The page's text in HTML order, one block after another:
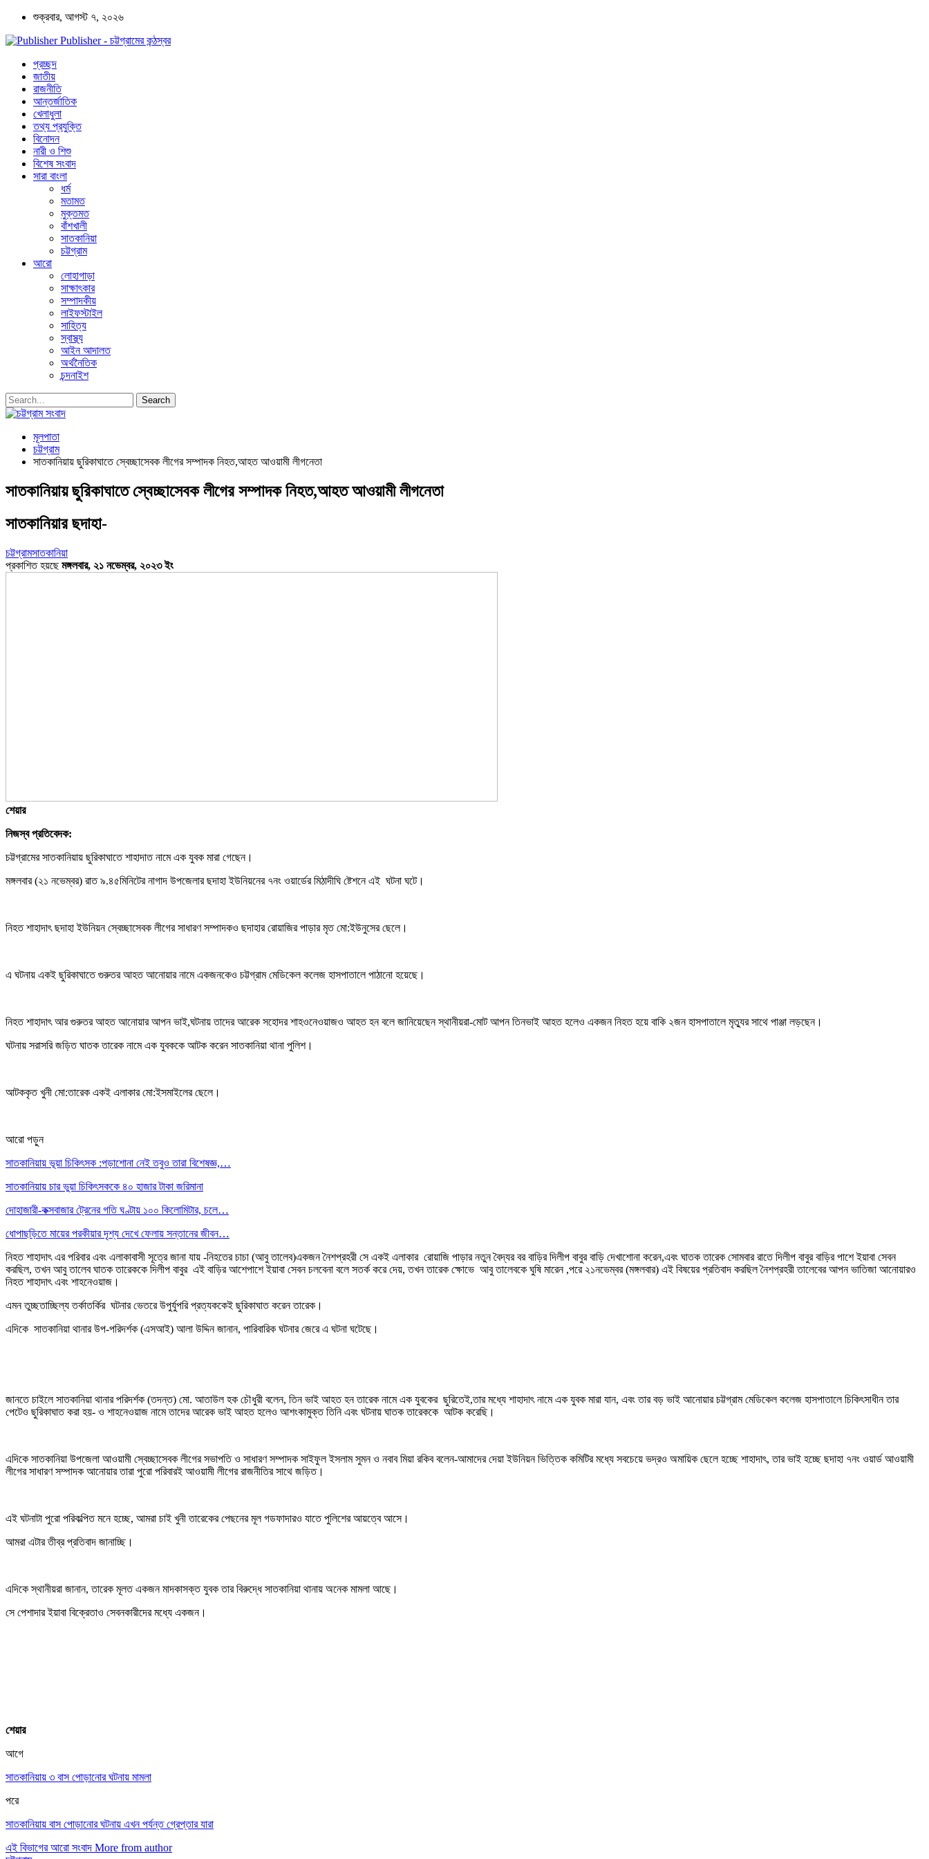
শুক্রবার, আগস্ট ৭, ২০২৬
Publisher - চট্টগ্রামের কন্ঠস্বর
প্রচ্ছদ
জাতীয়
রাজনীতি
আন্তর্জাতিক
খেলাধুলা
তথ্য প্রযুক্তি
বিনোদন
নারী ও শিশু
বিশেষ সংবাদ
সারা বাংলা
ধর্ম
মতামত
মুক্তমত
বাঁশখালী
সাতকানিয়া
চট্টগ্রাম
আরো
লোহাগাড়া
সাক্ষাৎকার
সম্পাদকীয়
লাইফস্টাইল
সাহিত্য
স্বাস্থ্য
আইন আদালত
অর্থনৈতিক
চন্দনাইশ
মূলপাতা
চট্টগ্রাম
সাতকানিয়ায় ছুরিকাঘাতে স্বেচ্ছাসেবক লীগের সম্পাদক নিহত,আহত আওয়ামী লীগনেতা
সাতকানিয়ায় ছুরিকাঘাতে স্বেচ্ছাসেবক লীগের সম্পাদক নিহত,আহত আওয়ামী লীগনেতা
সাতকানিয়ার ছদাহা-
চট্টগ্রামসাতকানিয়া
প্রকাশিত হয়ছেমঙ্গলবার, ২১ নভেম্বর, ২০২৩ ইং
শেয়ার
নিজস্ব প্রতিবেদক:
চট্টগ্রামের সাতকানিয়ায় ছুরিকাঘাতে শাহাদাত নামে এক যুবক মারা গেছেন।
মঙ্গলবার (২১ নভেম্বর) রাত ৯.৪৫মিনিটের নাগাদ উপজেলার ছদাহা ইউনিয়নের ৭নং ওয়ার্ডের মিঠাদীঘি ষ্টেশনে এই ঘটনা ঘটে।
নিহত শাহাদাৎ ছদাহা ইউনিয়ন স্বেচ্ছাসেবক লীগের সাধারণ সম্পাদকও ছদাহার রোয়াজির পাড়ার মৃত মো:ইউনুসের ছেলে।
এ ঘটনায় একই ছুরিকাঘাতে গুরুতর আহত আনোয়ার নামে একজনকেও চট্টগ্রাম মেডিকেল কলেজ হাসপাতালে পাঠানো হয়েছে।
নিহত শাহাদাৎ আর গুরুতর আহত আনোয়ার আপন ভাই,ঘটনায় তাদের আরেক সহোদর শাহওনেওয়াজও আহত হন বলে জানিয়েছেন স্থানীয়রা-মোট আপন তিনভাই আহত হলেও একজন নিহত হয়ে বাকি ২জন হাসপাতালে মৃত্যুর সাথে পাঞ্জা লড়ছেন।
ঘটনায় সরাসরি জড়িত ঘাতক তারেক নামে এক যুবককে আটক করেন সাতকানিয়া থানা পুলিশ।
আটককৃত খুনী মো:তারেক একই এলাকার মো:ইসমাইলের ছেলে।
আরো পড়ুন
সাতকানিয়ায় ভূয়া চিকিৎসক :পড়াশোনা নেই তবুও তারা বিশেষজ্ঞ,…
সাতকানিয়ায় চার ভুয়া চিকিৎসককে ৪০ হাজার টাকা জরিমানা
দোহাজারী-কক্সবাজার ট্রেনের গতি ঘণ্টায় ১০০ কিলোমিটার, চলে…
ধোপাছড়িতে মায়ের পরকীয়ার দৃশ্য দেখে ফেলায় সন্তানের জীবন…
নিহত শাহাদাৎ এর পরিবার এবং এলাকাবাসী সূত্রে জানা যায় -নিহতের চাচা (আবু তালেব)একজন নৈশপ্রহরী সে একই এলাকার রোয়াজি পাড়ার নতুন বৈদ্যর বর বাড়ির দিলীপ বাবুর বাড়ি দেখাশোনা করেন,এবং ঘাতক তারেক সোমবার রাতে দিলীপ বাবুর বাড়ির পাশে ইয়াবা সেবন
করছিল, তখন আবু তালেব ঘাতক তারেককে দিলীপ বাবুর এই বাড়ির আশেপাশে ইয়াবা সেবন চলবেনা বলে সতর্ক করে দেয়, তখন তারেক ক্ষোভে আবু তালেবকে ঘুষি মারেন ,পরে ২১নভেম্বর (মঙ্গলবার) এই বিষয়ের প্রতিবাদ করছিল নৈশপ্রহরী তালেবের আপন ভাতিজা আনোয়ারও
নিহত শাহাদাৎ এবং শাহনেওয়াজ।
এমন তুচ্ছতাচ্ছিল্য তর্কাতর্কির ঘটনার ভেতরে উপুর্যুপরি প্রত্যককেই ছুরিকাঘাত করেন তারেক।
এদিকে সাতকানিয়া থানার উপ-পরিদর্শক (এসআই) আলা উদ্দিন জানান, পারিবারিক ঘটনার জেরে এ ঘটনা ঘটেছে।
জানতে চাইলে সাতকানিয়া থানার পরিদর্শক (তদন্ত) মো. আতাউল হক চৌধুরী বলেন, তিন ভাই আহত হন তারেক নামে এক যুবকের ছুরিতেই,তার মধ্যে শাহাদাৎ নামে এক যুবক মারা যান, এবং তার বড় ভাই আনোয়ার চট্টগ্রাম মেডিকেল কলেজ হাসপাতালে চিকিৎসাধীন তার
পেটেও ছুরিকাঘাত করা হয়- ও শাহনেওয়াজ নামে তাদের আরেক ভাই আহত হলেও আশংকামুক্ত তিনি এবং ঘটনায় ঘাতক তারেককে আটক করেছি।
এদিকে সাতকানিয়া উপজেলা আওয়ামী স্বেচ্ছাসেবক লীগের সভাপতি ও সাধারণ সম্পাদক সাইফুল ইসলাম সুমন ও নবাব মিয়া রকিব বলেন-আমাদের দেয়া ইউনিয়ন ভিত্তিক কমিটির মধ্যে সবচেয়ে ভদ্রও অমায়িক ছেলে হচ্ছে শাহাদাৎ, তার ভাই হচ্ছে ছদাহা ৭নং ওয়ার্ড আওয়ামী
লীগের সাধারণ সম্পাদক আনোয়ার তারা পুরো পরিবারই আওয়ামী লীগের রাজনীতির সাথে জড়িত।
এই ঘটনাটা পুরো পরিকল্পিত মনে হচ্ছে, আমরা চাই খুনী তারেকের পেছনের মূল গডফাদারও যাতে পুলিশের আয়ত্বে আসে।
আমরা এটার তীব্র প্রতিবাদ জানাচ্ছি।
এদিকে স্থানীয়রা জানান, তারেক মূলত একজন মাদকাসক্ত যুবক তার বিরুদ্ধে সাতকানিয়া থানায় অনেক মামলা আছে।
সে পেশাদার ইয়াবা বিক্রেতাও সেবনকারীদের মধ্যে একজন।
শেয়ার
আগে
সাতকানিয়ায় ৩ বাস পোড়ানোর ঘটনায় মামলা
পরে
সাতকানিয়ায় বাস পোড়ানোর ঘটনায় এখন পর্যন্ত গ্রেপ্তার যারা
এই বিভাগের আরো সংবাদ More from author